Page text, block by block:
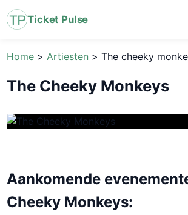
Ticket Pulse
Home >Artiesten >The cheeky
The Cheeky Monkeys
Aankomende
Cheeky Monkeys: